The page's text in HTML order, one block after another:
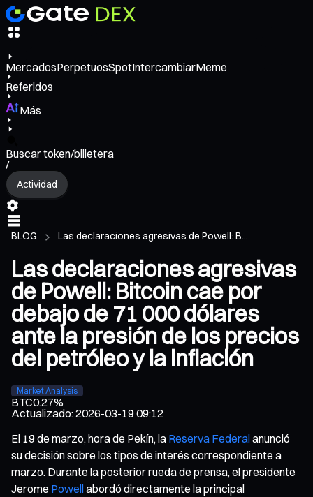
MercadosPerpetuosSpotIntercambiarMeme
Referidos
Más
Buscar token/billetera
/
Actividad
BLOG Las declaraciones agresivas de Powell: B...
Las declaraciones agresivas
de Powell: Bitcoin cae por
debajo de 71 000 dólares
ante la presión de los precios
del petróleo y la inflación
Market Analysis
BTC0.27%
Actualizado:2026-03-19 09:12
El 19 de marzo, hora de Pekín, la Reserva Federalanunció
su decisión sobre los tipos de interés correspondiente a
marzo. Durante la posterior rueda de prensa, el presidente
Jerome Powellabordó directamente la principal